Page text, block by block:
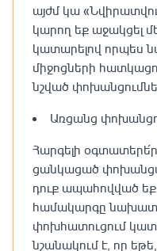
այժմ կա
կարող եք աջակցել
կատարելով որպես
միջոցների
նշված
Առցանց
Հարգելի
ցանկացած
դուք ապահովված եք
համակարգը
փոխհատուցում
նշանակում է, որ